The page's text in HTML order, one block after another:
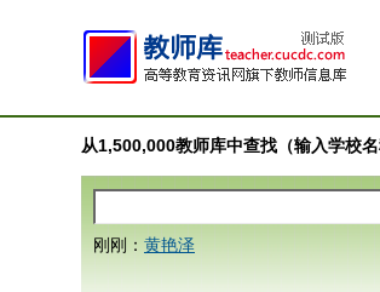
从1,500,000教师库中查找（输入学校名
刚刚： 黄艳泽